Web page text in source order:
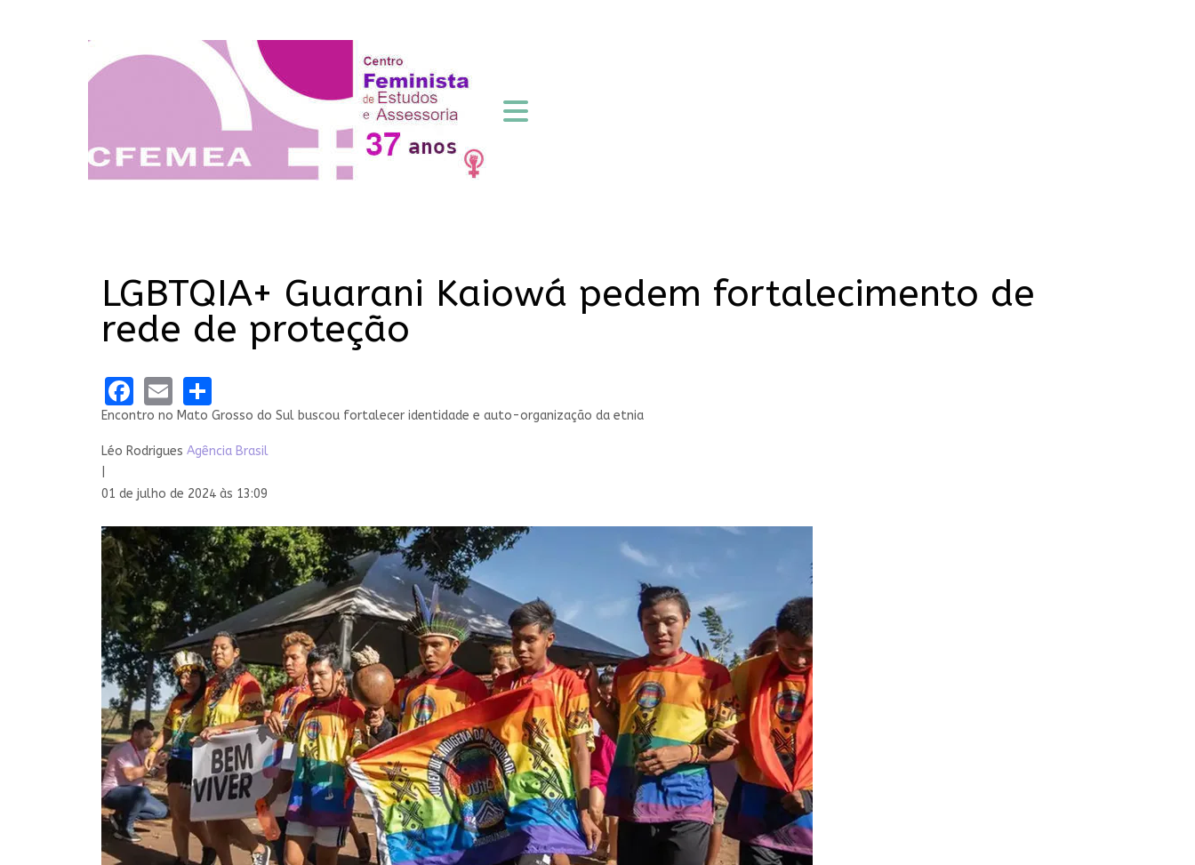
LGBTQIA+ Guarani Kaiowá pedem fortalecimento de
rede de proteção
Facebook
Email
Encontro no Mato Grosso do Sul buscou fortalecer identidade e auto-organização da etnia
Léo Rodrigues Agência Brasil
01 de julho de 2024 às 13:09